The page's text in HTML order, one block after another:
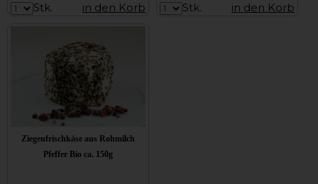
Stk.
in den Korb
Stk.
in den Korb
Ziegenfrischkäse aus Rohmilch
Pfeffer Bio ca. 150g